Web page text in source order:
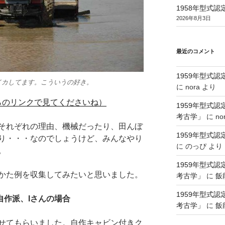
してます。こういうの好き。
リンクで見てくださいね）
ぞれの理由、機械だったり、田んぼ
・・・なのでしょうけど、みんなやり
例を収集してみたいと思いました。
作派、Iさんの場合
てもらいました。自作キャビン付きク
1958年型式認
2026年8月3日
最近のコメント
1959年型式認
に nora より
1959年型式認
考古学」
に
1959年型式認
に のっぴより
1959年型式認
考古学」
に 飯
1959年型式認
考古学」
に 飯